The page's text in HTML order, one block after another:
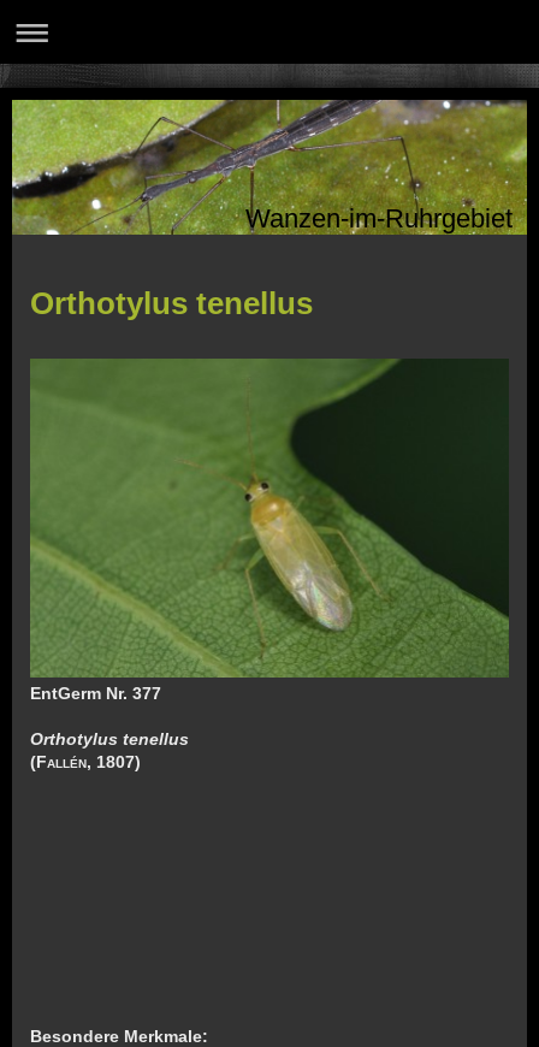
Wanzen-im-Ruhrgebiet
Orthotylus tenellus
EntGerm Nr. 377
Orthotylus tenellus
(Fallén, 1807)
Besondere Merkmale: